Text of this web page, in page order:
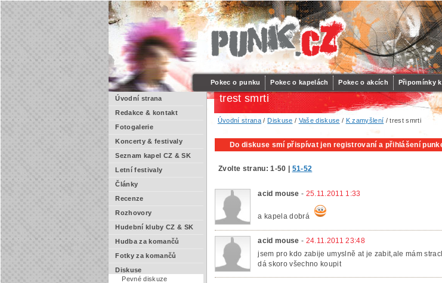
Pokec o punku Pokec o kapelách Pokec o akcích Připomínky
Úvodní strana
Redakce & kontakt
Fotogalerie
Koncerty & festivaly
Seznam kapel CZ & SK
Letní festivaly
Články
Recenze
Rozhovory
Hudební kluby CZ & SK
Hudba za komančů
Fotky za komančů
Diskuse
Pevné diskuze
trest smrti
Úvodní strana / Diskuse / Vaše diskuse / K zamyšlení / trest smrti
Do diskuse smí přispívat jen registrovaní a přihlášení
Zvolte stranu:1-50 51-52
acid mouse - 25.11.2011 1:33
a kapela dobrá
acid mouse - 24.11.2011 23:48
jsem pro kdo zabije umyslně at je zabit,ale mám
dá skoro všechno koupit